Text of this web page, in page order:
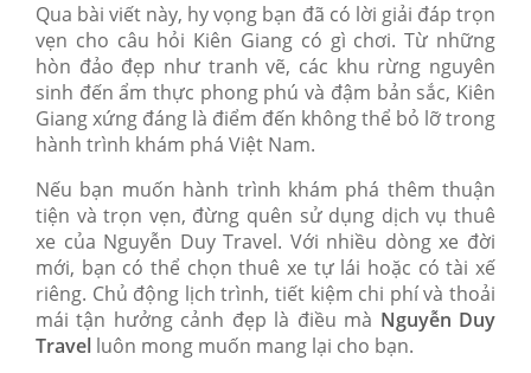
Qua bài viết này, hy vọng bạn đã có lời giải đáp trọn
vẹn cho câu hỏi Kiên Giang có gì chơi. Từ những
hòn đảo đẹp như tranh vẽ, các khu rừng nguyên
sinh đến ẩm thực phong phú và đậm bản sắc, Kiên
Giang xứng đáng là điểm đến không thể bỏ lỡ trong
hành trình khám phá Việt Nam.
Nếu bạn muốn hành trình khám phá thêm thuận
tiện và trọn vẹn, đừng quên sử dụng dịch vụ thuê
xe của Nguyễn Duy Travel. Với nhiều dòng xe đời
mới, bạn có thể chọn thuê xe tự lái hoặc có tài xế
riêng. Chủ động lịch trình, tiết kiệm chi phí và thoải
mái tận hưởng cảnh đẹp là điều mà Nguyễn Duy
Travel luôn mong muốn mang lại cho bạn.